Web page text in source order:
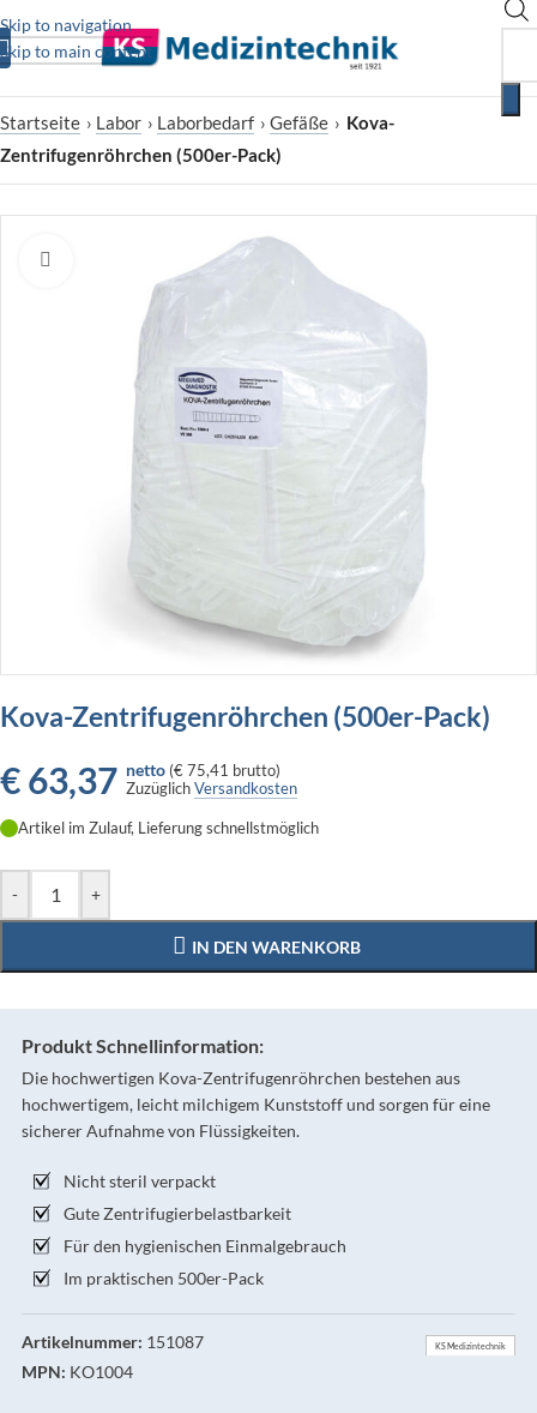
Skip to navigation
Skip to main content
Startseite › Labor › Laborbedarf › Gefäße › Kova-
Zentrifugenröhrchen (500er-Pack)
Zum Vergrößern klicken
Kova-Zentrifugenröhrchen (500er-Pack)
€63,37 netto (€ 75,41 brutto)
ZuzüglichVersandkosten
Artikel im Zulauf, Lieferung schnellstmöglich
- +
IN DEN WARENKORB
Produkt Schnellinformation:
Die hochwertigen Kova-Zentrifugenröhrchen bestehen aus
hochwertigem, leicht milchigem Kunststoff und sorgen für eine
sicherer Aufnahme von Flüssigkeiten.
Nicht steril verpackt
Gute Zentrifugierbelastbarkeit
Für den hygienischen Einmalgebrauch
Im praktischen 500er-Pack
Artikelnummer: 151087
MPN: KO1004
KS Medizintechnik